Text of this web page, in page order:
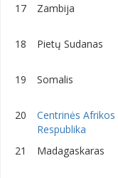
17 Zambija
18 Pietų Sudanas
19 Somalis
20
Centrinės Afrikos
Respublika
21 Madagaskaras